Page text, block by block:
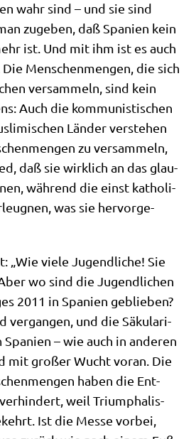
wahr sind – und sie sind
zuge­ben, daß Spa­ni­en kein
ist. Und mit ihm ist es auch
Men­schen­men­gen, die sich
ver­sam­meln, sind kein
Auch die kom­mu­ni­sti­schen
Län­der ver­ste­hen
zu ver­sam­meln,
daß sie wirk­lich an das glau­
wäh­rend die einst katho­li­
was sie her­vor­ge­
„Wie vie­le Jugend­li­che! Sie
wo sind die Jugend­li­chen
2011 in Spa­ni­en geblie­ben?
ver­gan­gen, und die Säku­la­ri­
– wie auch in ande­ren
mit gro­ßer Wucht vor­an. Die
haben die Ent­
weil Tri­um­pha­lis­
Ist die Mes­se vor­bei,